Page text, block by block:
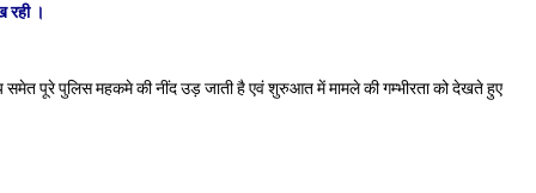
रही ।
समेत पूरे पुलिस महकमे की नींद उड़ जाती है एवं शुरुआत में मामले की गम्भीरता को देखते हुए